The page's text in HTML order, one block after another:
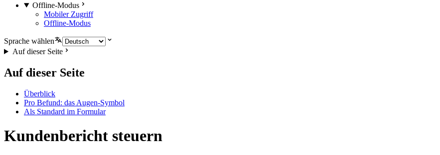
Offline-Modus
Mobiler Zugriff
Offline-Modus
Sprache wählen
Auf dieser Seite
Auf dieser Seite
Überblick
Pro Befund: das Augen-Symbol
Als Standard im Formular
Kundenbericht steuern